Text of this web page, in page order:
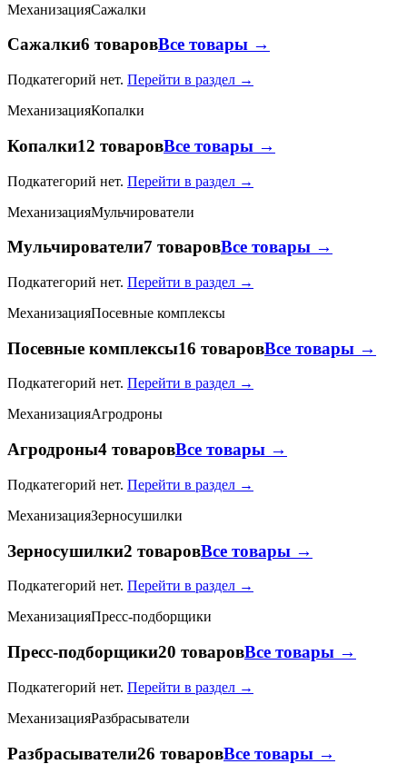
МеханизацияСажалки
Сажалки6 товаровВсе товары →
Подкатегорий нет. Перейти в раздел →
МеханизацияКопалки
Копалки12 товаровВсе товары →
Подкатегорий нет. Перейти в раздел →
МеханизацияМульчирователи
Мульчирователи7 товаровВсе товары →
Подкатегорий нет. Перейти в раздел →
МеханизацияПосевные комплексы
Посевные комплексы16 товаровВсе товары →
Подкатегорий нет. Перейти в раздел →
МеханизацияАгродроны
Агродроны4 товаровВсе товары →
Подкатегорий нет. Перейти в раздел →
МеханизацияЗерносушилки
Зерносушилки2 товаровВсе товары →
Подкатегорий нет. Перейти в раздел →
МеханизацияПресс-подборщики
Пресс-подборщики20 товаровВсе товары →
Подкатегорий нет. Перейти в раздел →
МеханизацияРазбрасыватели
Разбрасыватели26 товаровВсе товары →